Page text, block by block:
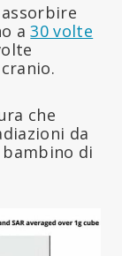
a30 volte
che
da
di